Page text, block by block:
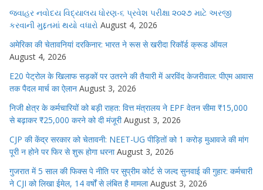
જવાહર નવોદય વિદ્યાલય ધોરણ-૬ પ્રવેશ પરીક્ષા ૨૦૨૭ માટે અરજી
કરવાની મુદ્દતમાં થયો વધારો August 4, 2026
अमेरिका की चेतावनियां दरकिनार: भारत ने रूस से खरीदा रिकॉर्ड क्रूड ऑयल
August 4, 2026
E20 पेट्रोल के खिलाफ सड़कों पर उतरने की तैयारी में अरविंद केजरीवाल: पीएम आवास
तक पैदल मार्च का ऐलान August 3, 2026
निजी क्षेत्र के कर्मचारियों को बड़ी राहत: वित्त मंत्रालय ने EPF वेतन सीमा ₹15,000
से बढ़ाकर ₹25,000 करने को दी मंजूरी August 3, 2026
CJP की केंद्र सरकार को चेतावनी: NEET-UG पीड़ितों को 1 करोड़ मुआवजे की मांग
पूरी न होने पर फिर से शुरू होगा धरना August 3, 2026
गुजरात में 5 साल की फिक्स पे नीति पर सुप्रीम कोर्ट से जल्द सुनवाई की गुहार: कर्मचारी
ने CJI को लिखा ईमेल, 14 वर्षों से लंबित है मामला August 3, 2026